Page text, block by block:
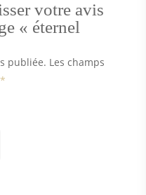
votre avis
« éternel
publiée. Les champs
*